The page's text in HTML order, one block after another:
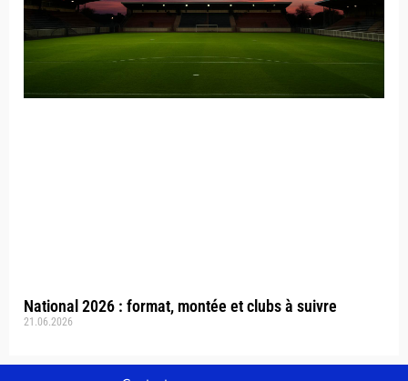
National 2026 : format, montée et clubs à suivre
21.06.2026